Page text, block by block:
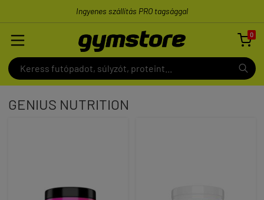
Ingyenes szállítás PRO tagsággal
0

GENIUS NUTRITION